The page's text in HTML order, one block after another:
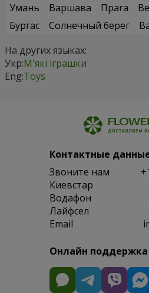
Умань
Варшава Прага
Бургас
Солнечный берег
На других языках:
Укр:М'які іграшки
Eng:Toys
Контактные
Звоните нам
Киевстар
Водафон
Лайфсел
Email
Онлайн поддержка